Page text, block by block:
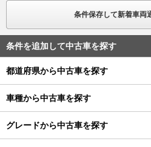
条件保存して新着車両
条件を追加して中古車を探す
都道府県から中古車を探す
車種から中古車を探す
グレードから中古車を探す